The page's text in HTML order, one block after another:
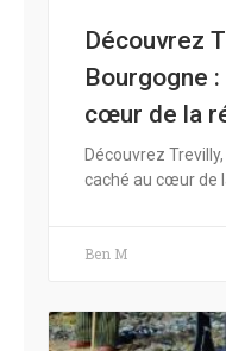
Découvrez
Bourgogne
cœur de la
Découvrez
caché au cœur de
Ben M